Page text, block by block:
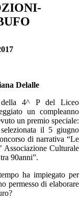
Delalle
4^ P del Liceo
un compleanno
un premio speciale:
il 5 giugno
di narrativa “Le
Associazione Culturale
90anni”.
ha impiegato per
permesso di elaborare